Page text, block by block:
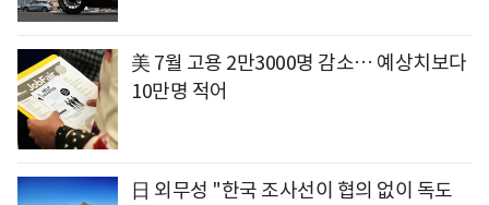
美 7월 고용 2만3000명 감소… 예상치보다
10만명 적어
日 외무성 "한국 조사선이 협의 없이 독도